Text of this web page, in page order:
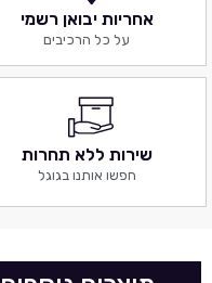
אחריות יבואן רשמי
על כל הרכיבים
שירות ללא תחרות
חפשו אותנו בגוגל